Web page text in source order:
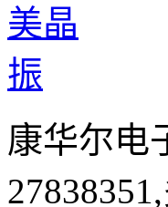
康华尔电